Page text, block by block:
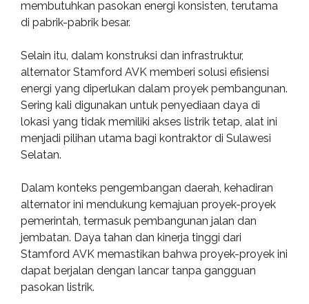
membutuhkan pasokan energi konsisten, terutama
di pabrik-pabrik besar.
Selain itu, dalam konstruksi dan infrastruktur,
alternator Stamford AVK memberi solusi efisiensi
energi yang diperlukan dalam proyek pembangunan.
Sering kali digunakan untuk penyediaan daya di
lokasi yang tidak memiliki akses listrik tetap, alat ini
menjadi pilihan utama bagi kontraktor di Sulawesi
Selatan.
Dalam konteks pengembangan daerah, kehadiran
alternator ini mendukung kemajuan proyek-proyek
pemerintah, termasuk pembangunan jalan dan
jembatan. Daya tahan dan kinerja tinggi dari
Stamford AVK memastikan bahwa proyek-proyek ini
dapat berjalan dengan lancar tanpa gangguan
pasokan listrik.